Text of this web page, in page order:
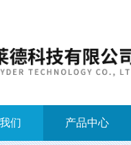
们 产品中心